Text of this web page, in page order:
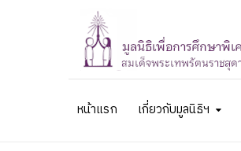
หน้าแรก เกี่ยวกับมูลนิธิฯ